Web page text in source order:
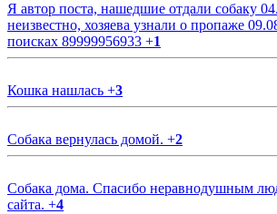
Я автор поста, нашедшие отдали собаку
неизвестно, хозяева узнали о пропаже
поисках 89999956933 +1
Кошка нашлась +3
Собака вернулась домой. +2
Собака дома. Спасибо неравнодушным
сайта. +4